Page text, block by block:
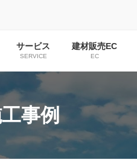
サービス
SERVICE
建材販売EC
EC
事例